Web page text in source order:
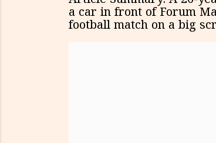
a car in front of Forum
football match on a big